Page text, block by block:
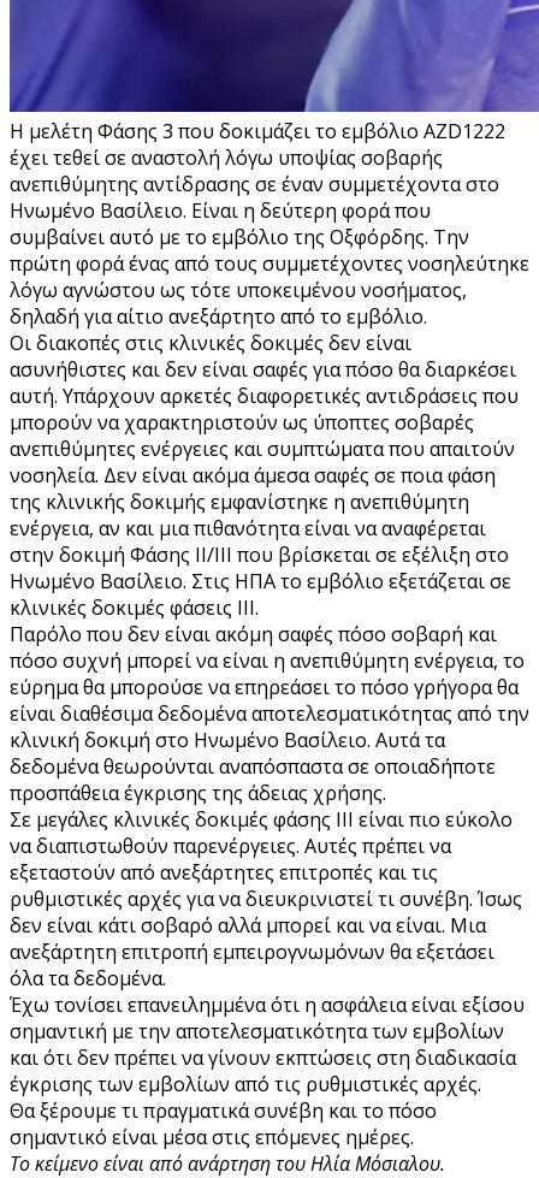
H μελέτη Φάσης 3 που δοκιμάζει το εμβόλιο AZD1222
έχει τεθεί σε αναστολή λόγω υποψίας σοβαρής
ανεπιθύμητης αντίδρασης σε έναν συμμετέχοντα στο
Ηνωμένο Βασίλειο. Είναι η δεύτερη φορά που
συμβαίνει αυτό με το εμβόλιο της Οξφόρδης. Την
πρώτη φορά ένας από τους συμμετέχοντες νοσηλεύτηκε
λόγω αγνώστου ως τότε υποκειμένου νοσήματος,
δηλαδή για αίτιο ανεξάρτητο από το εμβόλιο.
Οι διακοπές στις κλινικές δοκιμές δεν είναι
ασυνήθιστες και δεν είναι σαφές για πόσο θα διαρκέσει
αυτή. Υπάρχουν αρκετές διαφορετικές αντιδράσεις που
μπορούν να χαρακτηριστούν ως ύποπτες σοβαρές
ανεπιθύμητες ενέργειες και συμπτώματα που απαιτούν
νοσηλεία. Δεν είναι ακόμα άμεσα σαφές σε ποια φάση
της κλινικής δοκιμής εμφανίστηκε η ανεπιθύμητη
ενέργεια, αν και μια πιθανότητα είναι να αναφέρεται
στην δοκιμή Φάσης ΙΙ/ΙΙΙ που βρίσκεται σε εξέλιξη στο
Ηνωμένο Βασίλειο. Στις ΗΠΑ το εμβόλιο εξετάζεται σε
κλινικές δοκιμές φάσεις ΙΙΙ.
Παρόλο που δεν είναι ακόμη σαφές πόσο σοβαρή και
πόσο συχνή μπορεί να είναι η ανεπιθύμητη ενέργεια, το
εύρημα θα μπορούσε να επηρεάσει το πόσο γρήγορα θα
είναι διαθέσιμα δεδομένα αποτελεσματικότητας από την
κλινική δοκιμή στο Ηνωμένο Βασίλειο. Αυτά τα
δεδομένα θεωρούνται αναπόσπαστα σε οποιαδήποτε
προσπάθεια έγκρισης της άδειας χρήσης.
Σε μεγάλες κλινικές δοκιμές φάσης ΙΙΙ είναι πιο εύκολο
να διαπιστωθούν παρενέργειες. Αυτές πρέπει να
εξεταστούν από ανεξάρτητες επιτροπές και τις
ρυθμιστικές αρχές για να διευκρινιστεί τι συνέβη. Ίσως
δεν είναι κάτι σοβαρό αλλά μπορεί και να είναι. Μια
ανεξάρτητη επιτροπή εμπειρογνωμόνων θα εξετάσει
όλα τα δεδομένα.
Έχω τονίσει επανειλημμένα ότι η ασφάλεια είναι εξίσου
σημαντική με την αποτελεσματικότητα των εμβολίων
και ότι δεν πρέπει να γίνουν εκπτώσεις στη διαδικασία
έγκρισης των εμβολίων από τις ρυθμιστικές αρχές.
Θα ξέρουμε τι πραγματικά συνέβη και το πόσο
σημαντικό είναι μέσα στις επόμενες ημέρες.
Το κείμενο είναι από ανάρτηση του Ηλία Μόσιαλου.